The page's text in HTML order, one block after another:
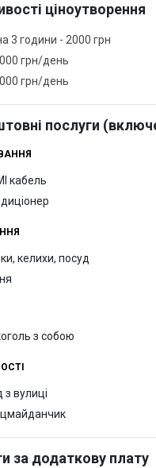
ціноутворення
3 години - 2000 грн
грн/день
грн/день
послуги
кабель
келихи, посуд
з собою
з вулиці
за додаткову плату